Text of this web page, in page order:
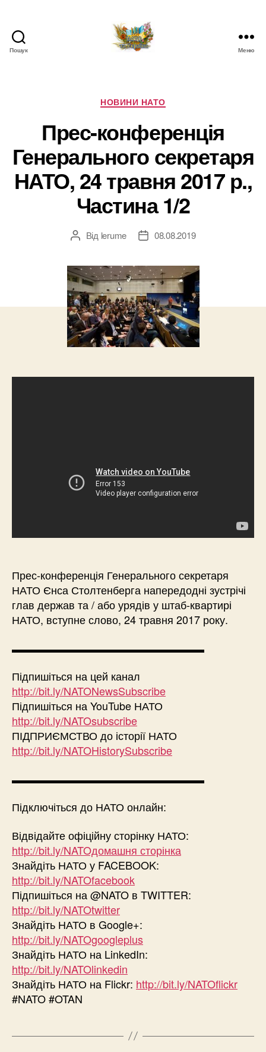
Пошук
Новини
про
НАТО
в
Україні
Меню
Категорії
НОВИНИ НАТО
Прес-конференція
Генерального секретаря
НАТО, 24 травня 2017 р.,
Частина 1/2
Автор
Від lerume
Дата08.08.2019
Прес-конференція Генерального секретаря
НАТО Єнса Столтенберга напередодні зустрічі
глав держав та / або урядів у штаб-квартирі
НАТО, вступне слово, 24 травня 2017 року.
▬▬▬▬▬▬▬▬▬▬▬▬▬▬▬▬▬▬
Підпишіться на цей канал
http://bit.ly/NATONewsSubscribe
Підпишіться на YouTube НАТО
http://bit.ly/NATOsubscribe
ПІДПРИЄМСТВО до історії НАТО
http://bit.ly/NATOHistorySubscribe
▬▬▬▬▬▬▬▬▬▬▬▬▬▬▬▬▬▬
Підключіться до НАТО онлайн:
Відвідайте офіційну сторінку НАТО:
http://bit.ly/NATOдомашня сторінка
Знайдіть НАТО у FACEBOOK:
http://bit.ly/NATOfacebook
Підпишіться на @NATO в TWITTER:
http://bit.ly/NATOtwitter
Знайдіть НАТО в Google+:
http://bit.ly/NATOgoogleplus
Знайдіть НАТО на LinkedIn:
http://bit.ly/NATOlinkedin
Знайдіть НАТО на Flickr: http://bit.ly/NATOflickr
#NATO #OTAN